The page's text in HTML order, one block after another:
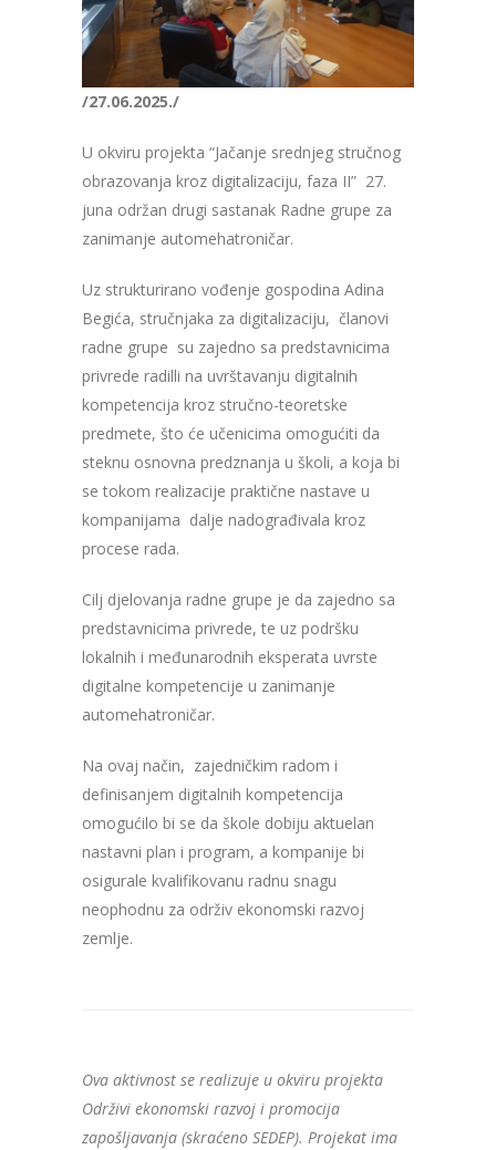
/27.06.2025./
U okviru projekta “Jačanje srednjeg stručnog
obrazovanja kroz digitalizaciju, faza II” 27.
juna održan drugi sastanak Radne grupe za
zanimanje automehatroničar.
Uz strukturirano vođenje gospodina Adina
Begića, stručnjaka za digitalizaciju, članovi
radne grupe su zajedno sa predstavnicima
privrede radilli na uvrštavanju digitalnih
kompetencija kroz stručno-teoretske
predmete, što će učenicima omogućiti da
steknu osnovna predznanja u školi, a koja bi
se tokom realizacije praktične nastave u
kompanijama dalje nadograđivala kroz
procese rada.
Cilj djelovanja radne grupe je da zajedno sa
predstavnicima privrede, te uz podršku
lokalnih i međunarodnih eksperata uvrste
digitalne kompetencije u zanimanje
automehatroničar.
Na ovaj način, zajedničkim radom i
definisanjem digitalnih kompetencija
omogućilo bi se da škole dobiju aktuelan
nastavni plan i program, a kompanije bi
osigurale kvalifikovanu radnu snagu
neophodnu za održiv ekonomski razvoj
zemlje.
Ova aktivnost se realizuje u okviru projekta
Održivi ekonomski razvoj i promocija
zapošljavanja (skraćeno SEDEP). Projekat ima